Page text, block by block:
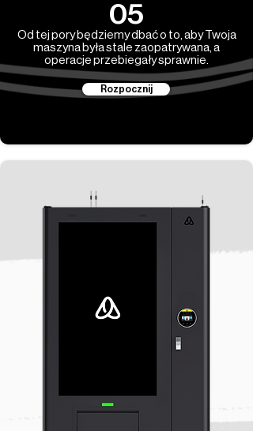
05
Od tej pory będziemy dbać o to, aby Twoja
maszyna była stale zaopatrywana, a
operacje przebiegały sprawnie.
Rozpocznij